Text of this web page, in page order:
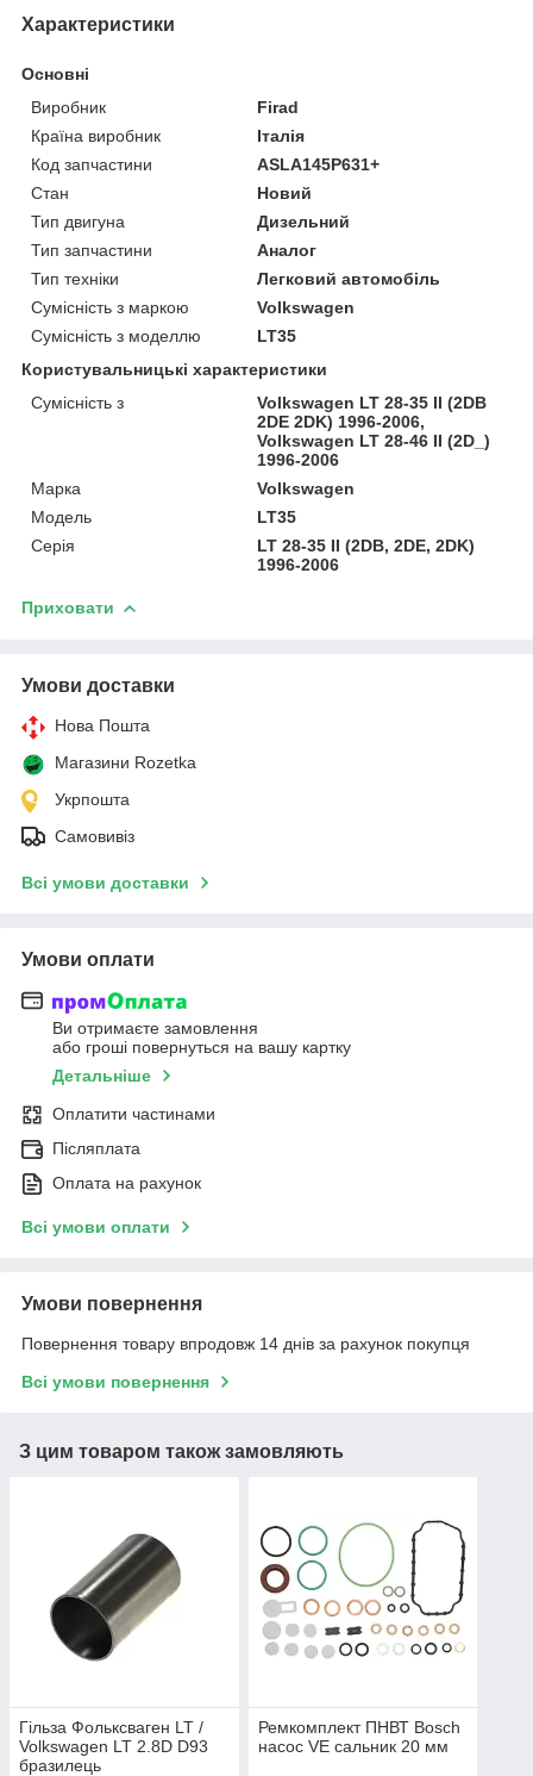
Характеристики
Основні
Виробник
Firad
Країна виробник
Італія
Код запчастини
ASLA145P631+
Стан
Новий
Тип двигуна
Дизельний
Тип запчастини
Аналог
Тип техніки
Легковий автомобіль
Сумісність з маркою
Volkswagen
Сумісність з моделлю
LT35
Користувальницькі характеристики
Сумісність з
Volkswagen LT 28-35 II (2DB
2DE 2DK) 1996-2006,
Volkswagen LT 28-46 II (2D_)
1996-2006
Марка
Volkswagen
Модель
LT35
Серія
LT 28-35 II (2DB, 2DE, 2DK)
1996-2006
Приховати
Умови доставки
Нова Пошта
Магазини Rozetka
Укрпошта
Самовивіз
Всі умови доставки
Умови оплати
Ви отримаєте замовлення
або гроші повернуться на вашу картку
Детальніше
Оплатити частинами
Післяплата
Оплата на рахунок
Всі умови оплати
Умови повернення
Повернення товару впродовж 14 днів за рахунок покупця
Всі умови повернення
З цим товаром також замовляють
Гільза Фольксваген LT /
Volkswagen LT 2.8D D93
бразилець
Ремкомплект ПНВТ Bosch
насос VE сальник 20 мм